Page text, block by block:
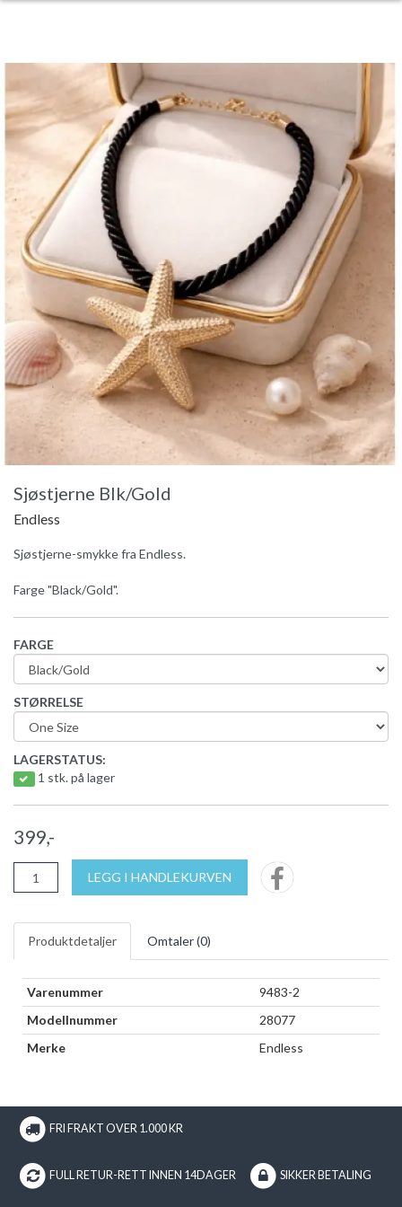
Sjøstjerne Blk/Gold
Endless
Sjøstjerne-smykke fra Endless.
Farge "Black/Gold".
FARGE
STØRRELSE
LAGERSTATUS:
1 stk. på lager
399,-
LEGG I HANDLEKURVEN
Produktdetaljer Omtaler (0)
Varenummer
9483-2
Modellnummer
28077
Merke
Endless
FRI FRAKT OVER 1.000 KR
FULL RETUR-RETT INNEN 14DAGER SIKKER BETALING